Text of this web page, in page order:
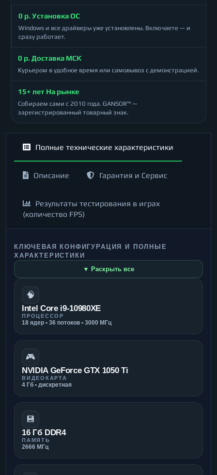
0 р. Установка ОС
Windows и все драйверы уже установлены. Включаете — и
сразу работает.
0 р. Доставка МСК
Курьером в удобное время или самовывоз с демонстрацией.
15+ лет На рынке
Собираем сами с 2010 года. GANSOR™ —
зарегистрированный товарный знак.
Полные технические характеристики
Описание Гарантия и Сервис
Результаты тестирования в играх
(количество FPS)
КЛЮЧЕВАЯ КОНФИГУРАЦИЯ И ПОЛНЫЕ
ХАРАКТЕРИСТИКИ
▼ Раскрыть все
🧠
Intel Core i9-10980XE
ПРОЦЕССОР
18 ядер • 36 потоков • 3000 МГц
🎮
NVIDIA GeForce GTX 1050 Ti
ВИДЕОКАРТА
4 Гб • дискретная
💾
16 Гб DDR4
ПАМЯТЬ
2666 МГц